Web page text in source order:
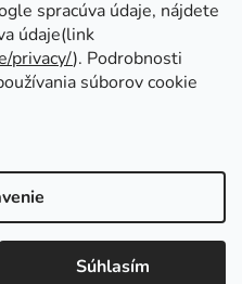
spracúva údaje, nájdete
údaje(link
privacy/⁩). Podrobnosti
súborov cookie
Súhlasím
Shoptet
- všetko pre
. Všetky práva vyhradené.